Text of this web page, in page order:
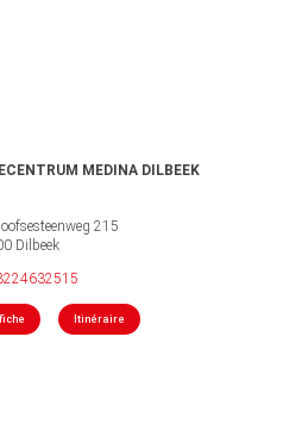
MEDINA DILBEEK
215
Dilbeek
Itinéraire